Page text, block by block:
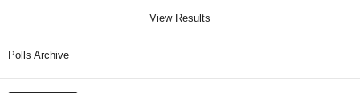
View Results
Polls Archive